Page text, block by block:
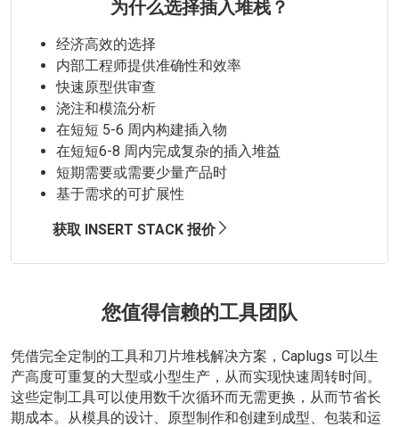
为什么选择插入堆栈？
经济高效的选择
内部工程师提供准确性和效率
快速原型供审查
浇注和模流分析
在短短 5-6 周内构建插入物
在短短6-8 周内完成复杂的插入堆益
短期需要或需要少量产品时
基于需求的可扩展性
获取 INSERT STACK 报价
您值得信赖的工具团队
凭借完全定制的工具和刀片堆栈解决方案，Caplugs 可以生
产高度可重复的大型或小型生产，从而实现快速周转时间。
这些定制工具可以使用数千次循环而无需更换，从而节省长
期成本。从模具的设计、原型制作和创建到成型、包装和运